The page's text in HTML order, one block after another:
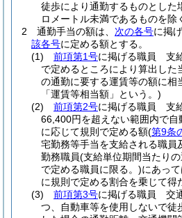
徒歩により通勤するものとした
ロメートル未満であるものを除
2
通勤手当の額は、 次の各号に掲
該各号に定める額とする。
(1)
前項第1号に掲げる職員 支
で定めるところにより算出した
の通勤に要する運賃等の額に相
「運賃等相当額」という。)
(2)
前項第2号に掲げる職員 支
66,400円を超えない範囲内で
に応じて規則で定める額(第9条
宅勤務等手当を支給される職員
勤務職員(支給単位期間当たり
で定める職員に限る。)にあっ
に規則で定める割合を乗じて得
(3)
前項第3号に掲げる職員 交
つ、自動車等を使用しないで徒